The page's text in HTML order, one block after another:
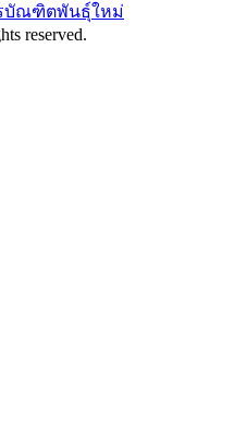
บัณฑิตพันธุ์ใหม่
reserved.